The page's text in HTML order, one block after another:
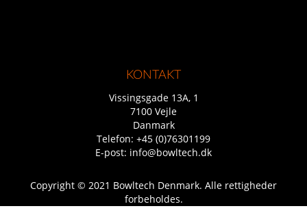
KONTAKT
Vissingsgade 13A, 1
7100 Vejle
Danmark
Telefon: +45 (0)76301199
E-post: info@bowltech.dk
Copyright © 2021 Bowltech Denmark. Alle rettigheder
forbeholdes.